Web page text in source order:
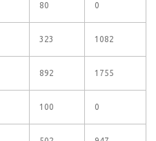
80 0
323 1082
892 1755
100 0